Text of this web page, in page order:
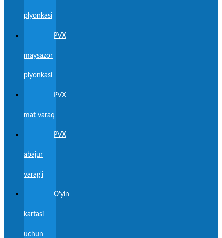
plyonkasi
PVX
maysazor
plyonkasi
PVX
mat varaq
PVX
abajur
varag'i
O'yin
kartasi
uchun